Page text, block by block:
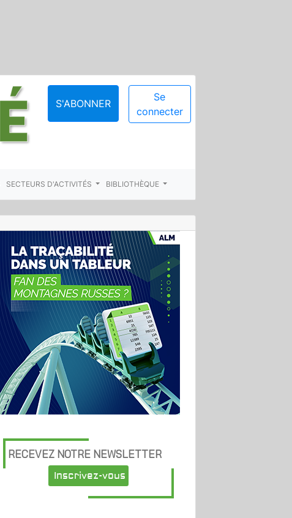
S'ABONNER
Se
connecter
SECTEURS D'ACTIVITÉS BIBLIOTHÈQUE
RECEVEZ NOTRE NEWSLETTER
Inscrivez-vous